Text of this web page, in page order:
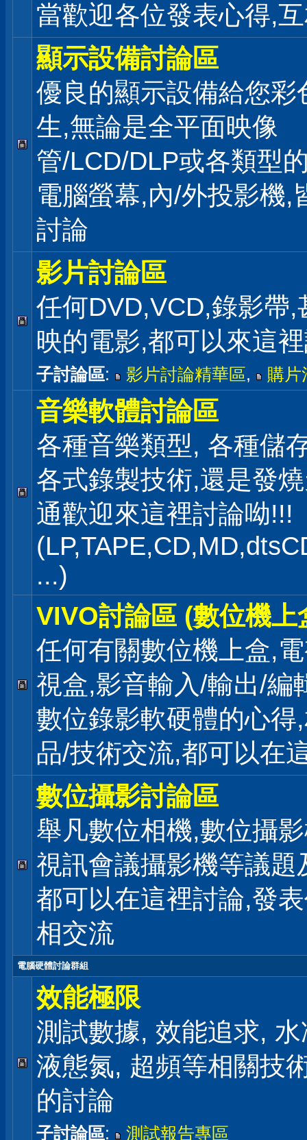
當歡迎各位發表心得,
顯示設備討論區
優良的顯示設備給您彩
生,無論是全平面映像
管/LCD/DLP或各類型
電腦螢幕,內/外投影機,
討論
影片討論區
任何DVD,VCD,錄影帶,
映的電影,都可以來這
子討論區: 影片討論精華區, 購片
音樂軟體討論區
各種音樂類型, 各種儲
各式錄製技術,還是發
通歡迎來這裡討論呦!!!
...)
VIVO討論區 (數位機上
任何有關數位機上盒,
視盒,影音輸入/輸出/編
數位錄影軟硬體的心得
品/技術交流,都可以在
數位攝影討論區
舉凡數位相機,數位攝
視訊會議攝影機等議題
都可以在這裡討論,發
相交流
電腦硬體討論群組
效能極限
測試數據, 效能追求,
液態氮, 超頻等相關技
的討論
子討論區: 測試報告專區